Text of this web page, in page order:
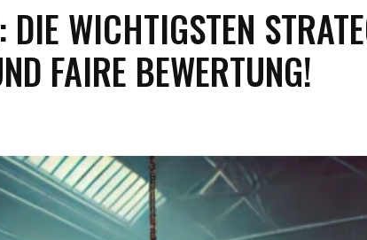
WICHTIGSTEN
FAIRE BEWERTUNG!